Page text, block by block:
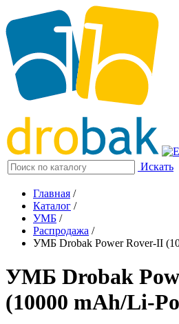
Искать
Главная /
Каталог /
УМБ /
Распродажа /
УМБ Drobak Power Rover-II
УМБ Drobak
(10000 mAh/Li-